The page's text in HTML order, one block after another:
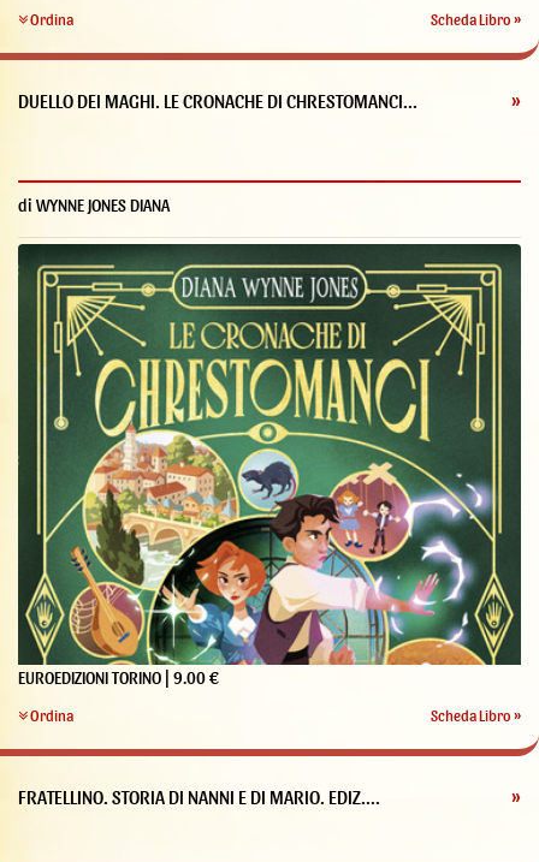
Ordina Scheda Libro »
DUELLO DEI MAGHI. LE CRONACHE DI CHRESTOMANCI... »
di WYNNE JONES DIANA
EUROEDIZIONI TORINO | 9.00 €
Ordina Scheda Libro »
FRATELLINO. STORIA DI NANNI E DI MARIO. EDIZ.... »